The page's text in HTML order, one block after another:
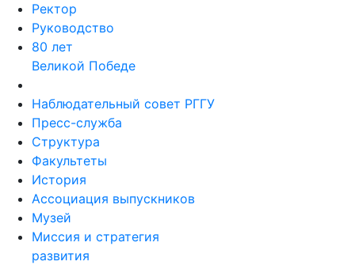
Ректор
Руководство
80 лет
Великой Победе
Наблюдательный совет РГГУ
Пресс-служба
Структура
Факультеты
История
Ассоциация выпускников
Музей
Миссия и стратегия
развития